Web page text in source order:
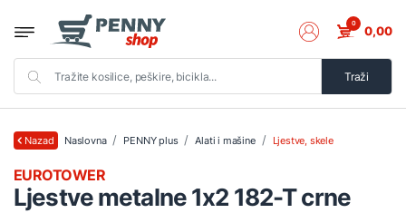
Traži
0 0,00
Nazad Naslovna PENNY plus Alati i mašine Ljestve, skele
Ljestve metalne 1x2 182-T crne
EUROTOWER